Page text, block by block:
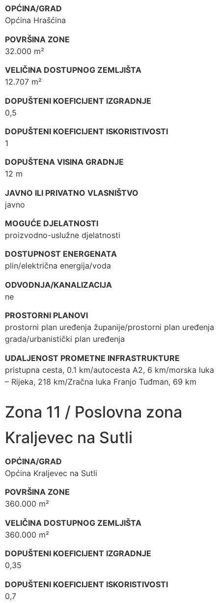
OPĆINA/GRAD
Općina Hrašćina
POVRŠINA ZONE
32.000 m²
VELIČINA DOSTUPNOG ZEMLJIŠTA
12.707 m²
DOPUŠTENI KOEFICIJENT IZGRADNJE
0,5
DOPUŠTENI KOEFICIJENT ISKORISTIVOSTI
1
DOPUŠTENA VISINA GRADNJE
12 m
JAVNO ILI PRIVATNO VLASNIŠTVO
javno
MOGUĆE DJELATNOSTI
proizvodno-uslužne djelatnosti
DOSTUPNOST ENERGENATA
plin/električna energija/voda
ODVODNJA/KANALIZACIJA
ne
PROSTORNI PLANOVI
prostorni plan uređenja županije/prostorni plan uređenja
grada/urbanistički plan uređenja
UDALJENOST PROMETNE INFRASTRUKTURE
pristupna cesta, 0.1 km/autocesta A2, 6 km/morska luka
– Rijeka, 218 km/Zračna luka Franjo Tuđman, 69 km
Zona 11 / Poslovna zona
Kraljevec na Sutli
OPĆINA/GRAD
Općina Kraljevec na Sutli
POVRŠINA ZONE
360.000 m²
VELIČINA DOSTUPNOG ZEMLJIŠTA
360.000 m²
DOPUŠTENI KOEFICIJENT IZGRADNJE
0,35
DOPUŠTENI KOEFICIJENT ISKORISTIVOSTI
0,7